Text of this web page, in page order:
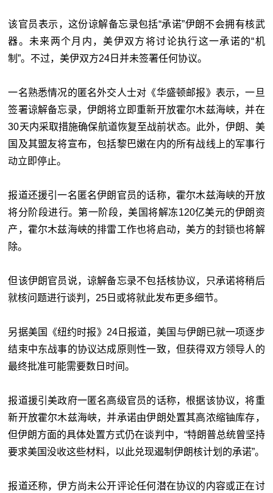
该官员表示，这份谅解备忘录包括“承诺”伊朗不会拥有核武
器。未来两个月内，美伊双方将讨论执行这一承诺的“机
制”。不过，美伊双方24日并未签署任何协议。
一名熟悉情况的匿名外交人士对《华盛顿邮报》表示，一旦
签署谅解备忘录，伊朗将立即重新开放霍尔木兹海峡，并在
30天内采取措施确保航道恢复至战前状态。此外，伊朗、美
国及其盟友将宣布，包括黎巴嫩在内的所有战线上的军事行
动立即停止。
报道还援引一名匿名伊朗官员的话称，霍尔木兹海峡的开放
将分阶段进行。第一阶段，美国将解冻120亿美元的伊朗资
产，霍尔木兹海峡的排雷工作也将启动，美方的封锁也将解
除。
但该伊朗官员说，谅解备忘录不包括核协议，只承诺将稍后
就核问题进行谈判，25日或将就此发布更多细节。
另据美国《纽约时报》24日报道，美国与伊朗已就一项逐步
结束中东战事的协议达成原则性一致，但获得双方领导人的
最终批准可能需要数日时间。
报道援引美政府一匿名高级官员的话称，根据该协议，将重
新开放霍尔木兹海峡，并承诺由伊朗处置其高浓缩铀库存，
但伊朗方面的具体处置方式仍在谈判中，“特朗普总统曾坚持
要求美国没收这些材料，以此兑现遏制伊朗核计划的承诺”。
报道还称，伊方尚未公开评论任何潜在协议的内容或正在讨